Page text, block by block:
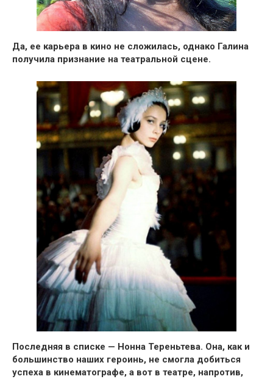
Да, ее карьера в кино не сложилась, однако Галина
получила признание на театральной сцене.
Последняя в списке — Нонна Тереньтева. Она, как и
большинство наших героинь, не смогла добиться
успеха в кинематографе, а вот в театре, напротив,